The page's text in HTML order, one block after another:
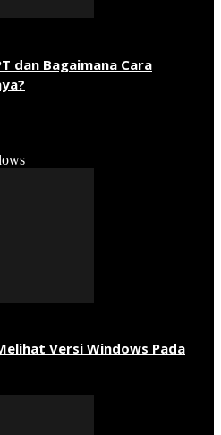
dan Bagaimana Cara
Versi Windows Pada